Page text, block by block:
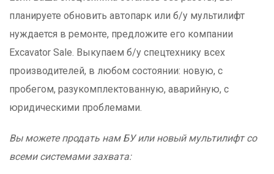
планируете обновить автопарк или б/у мультилифт
нуждается в ремонте, предложите его компании
Excavator Sale. Выкупаем б/у спецтехнику всех
производителей, в любом состоянии: новую, с
пробегом, разукомплектованную, аварийную, с
юридическими проблемами.
Вы можете продать нам БУ или новый мультилифт со
всеми системами захвата: